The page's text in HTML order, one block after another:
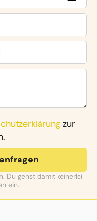
zur
Du gehst damit keinerlei
ein.